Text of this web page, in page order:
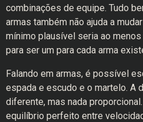
combinações de equipe. Tudo
armas também não ajuda a
mínimo plausível seria ao
para ser um para cada arma
Falando em armas, é possível
espada e escudo e o martelo. A
diferente, mas nada
equilíbrio perfeito entre